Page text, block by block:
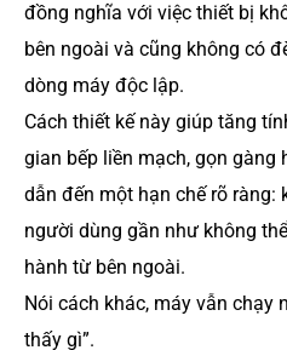
đồng nghĩa với việc thiết bị
bên ngoài và cũng không có
dòng máy độc lập.
Cách thiết kế này giúp tăng
gian bếp liền mạch, gọn gàng
dẫn đến một hạn chế rõ ràng:
người dùng gần như không
hành từ bên ngoài.
Nói cách khác, máy vẫn chạy
thấy gì”.